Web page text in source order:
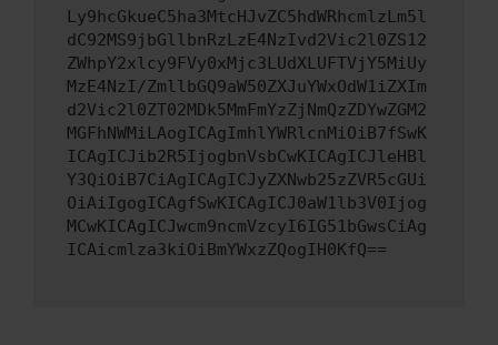
Ly9hcGkueC5ha3MtcHJvZC5hdWRhcmlzLm5l
dC92MS9jbGllbnRzLzE4NzIvd2Vic2l0ZS12
ZWhpY2xlcy9FVy0xMjc3LUdXLUFTVjY5MiUy
MzE4NzI/ZmllbGQ9aW50ZXJuYWxOdW1iZXIm
d2Vic2l0ZT02MDk5MmFmYzZjNmQzZDYwZGM2
MGFhNWMiLAogICAgImhlYWRlcnMiOiB7fSwK
ICAgICJib2R5IjogbnVsbCwKICAgICJleHBl
Y3QiOiB7CiAgICAgICJyZXNwb25zZVR5cGUi
OiAiIgogICAgfSwKICAgICJ0aW1lb3V0Ijog
MCwKICAgICJwcm9ncmVzcyI6IG51bGwsCiAg
ICAicmlza3kiOiBmYWxzZQogIH0KfQ==